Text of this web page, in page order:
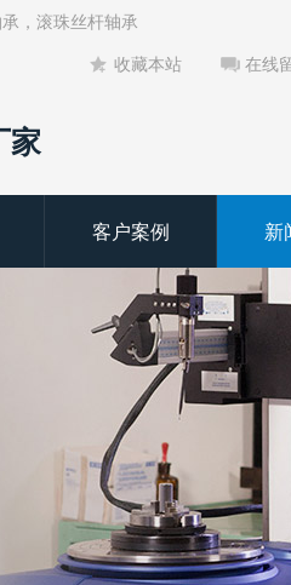
，滚珠丝杆轴承
收藏本站
在线
家
客户案例 新